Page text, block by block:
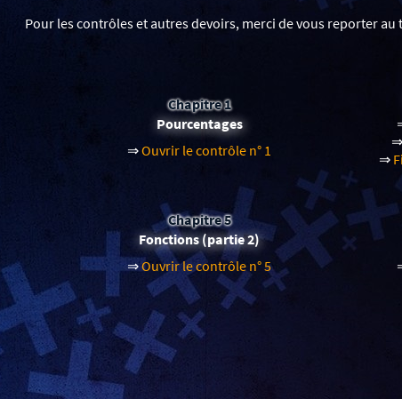
Pour les contrôles et autres devoirs, merci de vous reporter au
Chapitre 1
Pourcentages
⇒Ouvrir le contrôle n° 1
⇒
⇒
Chapitre 5
Fonctions (partie 2)
⇒Ouvrir le contrôle n° 5